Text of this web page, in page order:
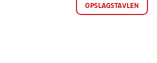
OPSLAGSTAVLEN